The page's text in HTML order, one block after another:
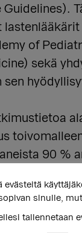
of
sekä
90 %
evästeitä
sinulle,
tallennetaan